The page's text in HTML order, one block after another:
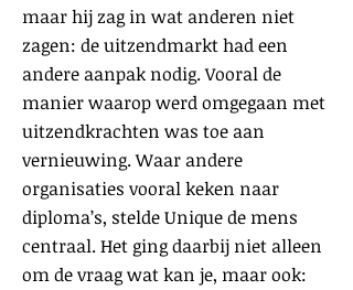
maar hij zag in wat anderen niet
zagen: de uitzendmarkt had een
andere aanpak nodig. Vooral de
manier waarop werd omgegaan met
uitzendkrachten was toe aan
vernieuwing. Waar andere
organisaties vooral keken naar
diploma’s, stelde Unique de mens
centraal. Het ging daarbij niet alleen
om de vraag wat kan je, maar ook: